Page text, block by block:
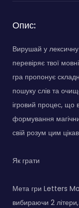
Опис:
Вирушай у
перевіряє твої
гра пропонує
пошуку слів та
ігровий процес, що
формування
свій розум цим
Як грати
Мета гри Letters
вибираючи 2